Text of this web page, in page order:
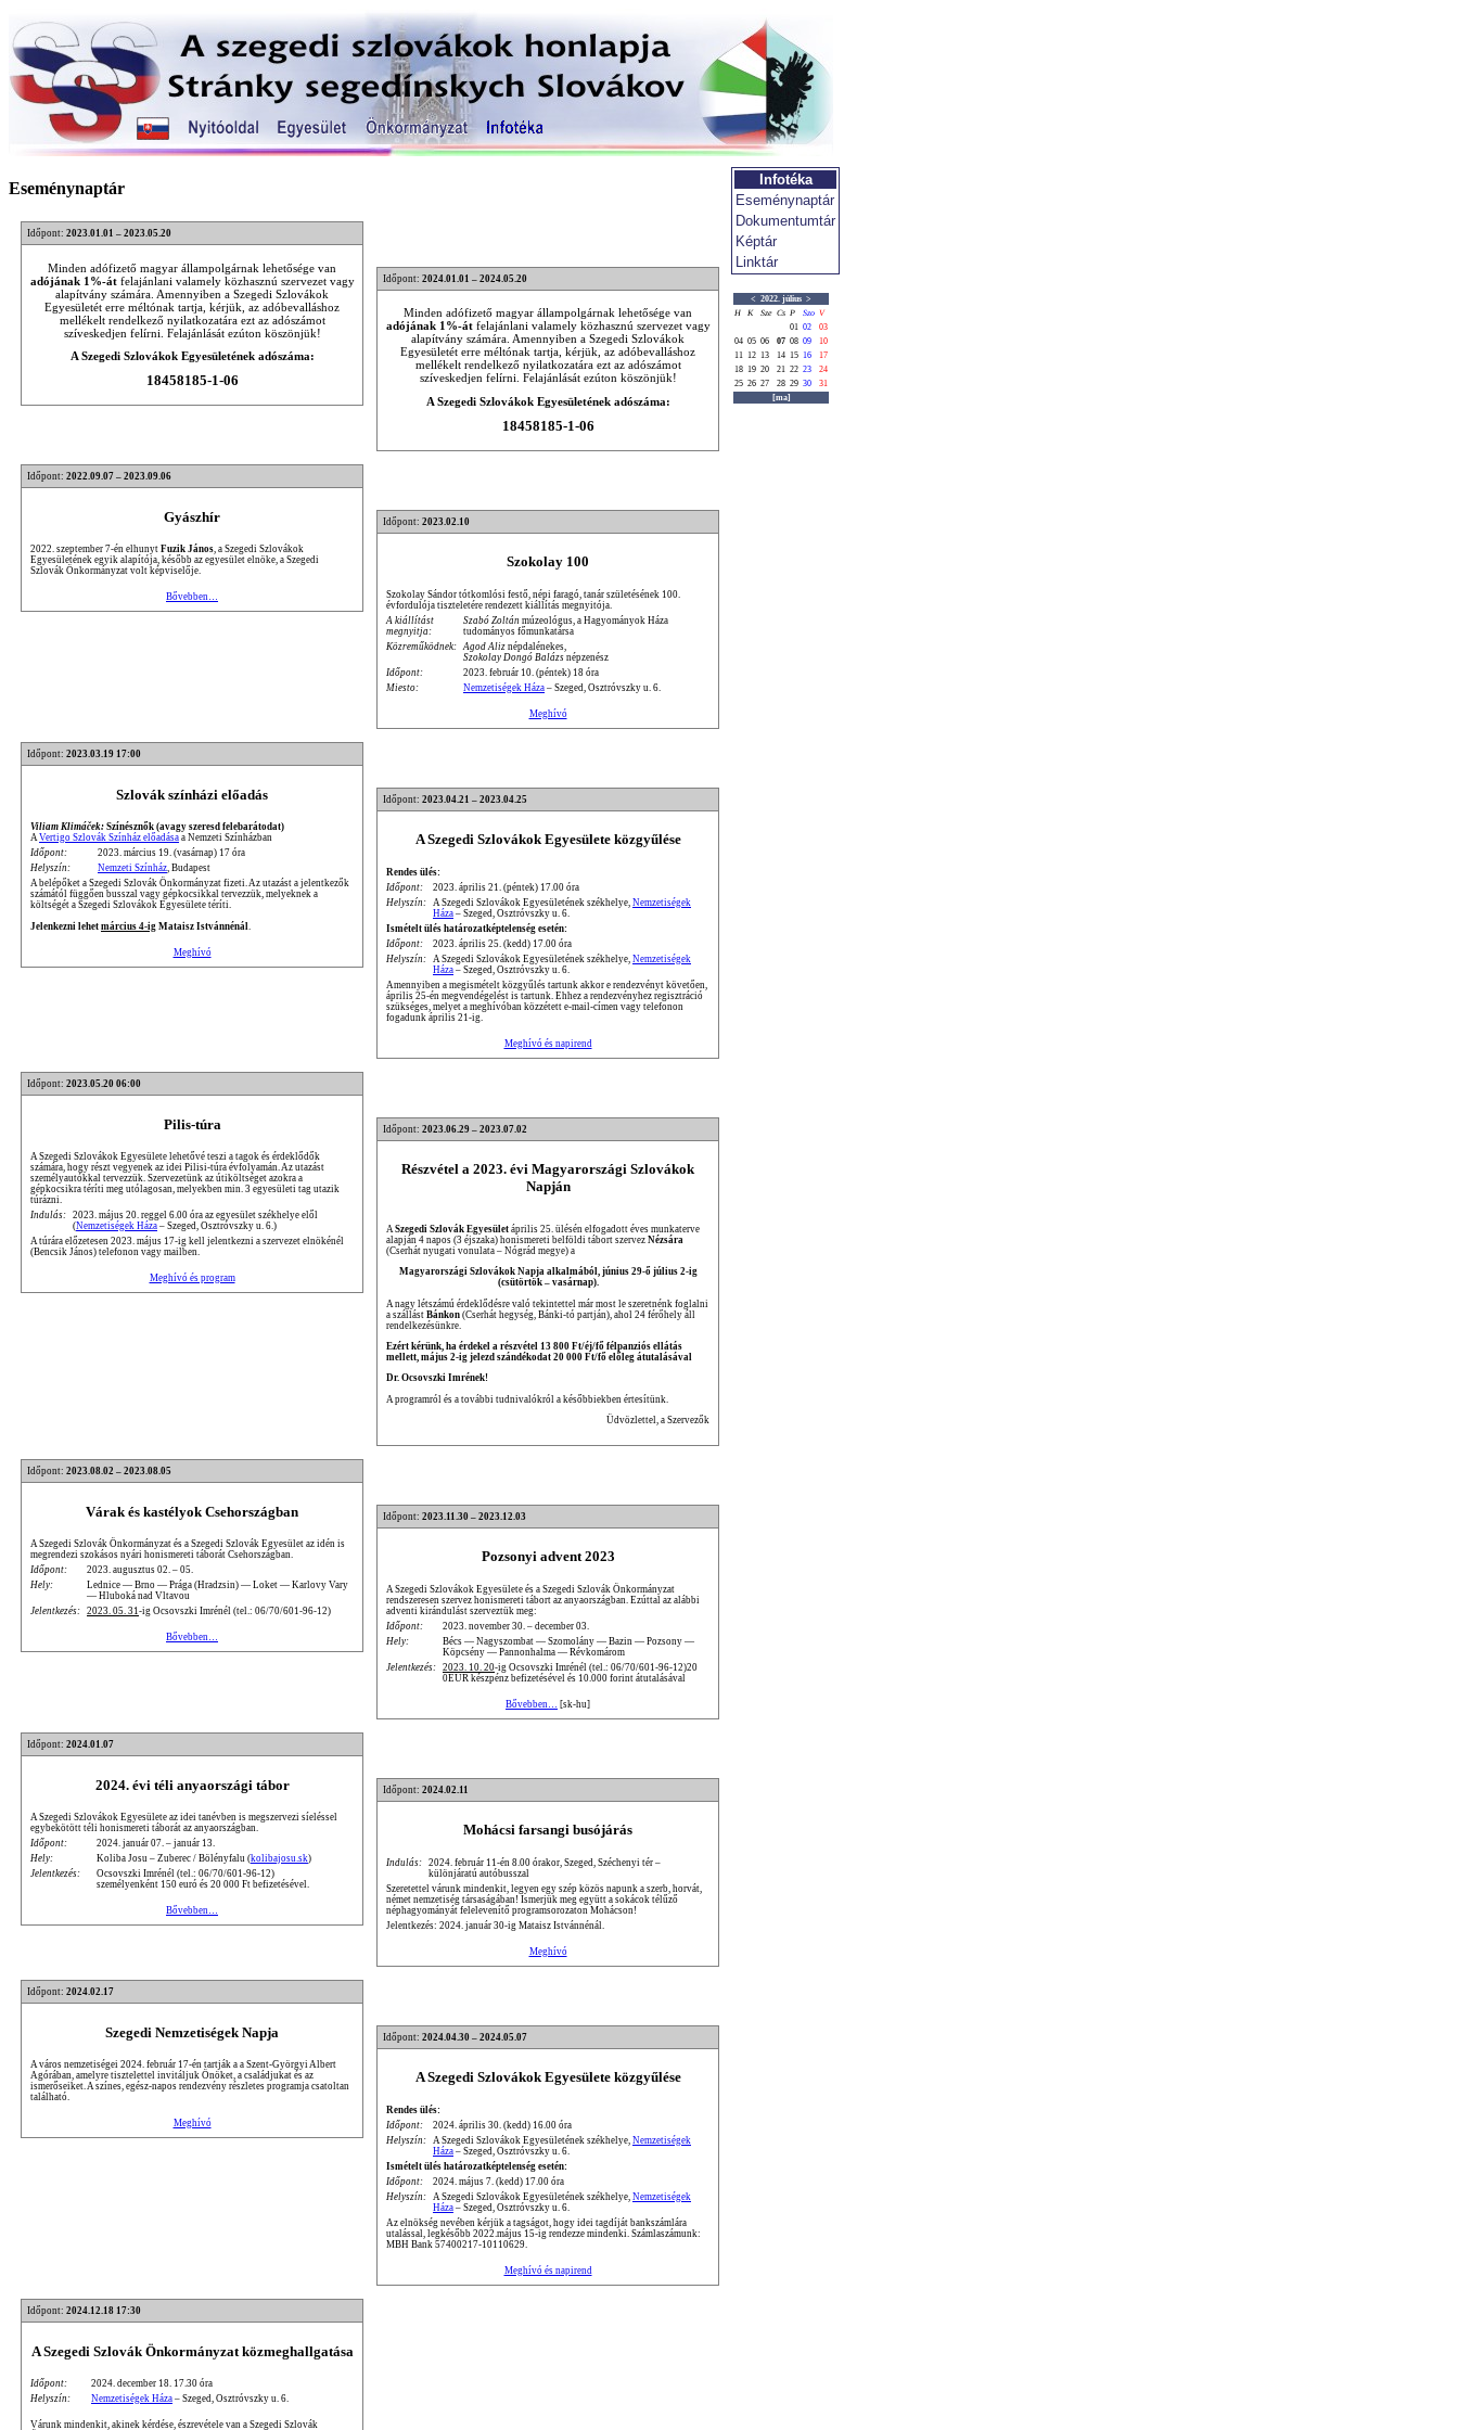
Eseménynaptár
Időpont: 2023.01.01 – 2023.05.20
Minden adófizető magyar állampolgárnak lehetősége van
adójának 1%-átfelajánlani valamely közhasznú szervezet vagy
alapítvány számára. Amennyiben a Szegedi Szlovákok
Egyesületét erre méltónak tartja, kérjük, az adóbevalláshoz
mellékelt rendelkező nyilatkozatára ezt az adószámot
szíveskedjen felírni. Felajánlását ezúton köszönjük!
A Szegedi Szlovákok Egyesületének adószáma:
18458185-1-06
Időpont: 2024.01.01 – 2024.05.20
Minden adófizető magyar állampolgárnak lehetősége van
adójának 1%-átfelajánlani valamely közhasznú szervezet vagy
alapítvány számára. Amennyiben a Szegedi Szlovákok
Egyesületét erre méltónak tartja, kérjük, az adóbevalláshoz
mellékelt rendelkező nyilatkozatára ezt az adószámot
szíveskedjen felírni. Felajánlását ezúton köszönjük!
A Szegedi Szlovákok Egyesületének adószáma:
18458185-1-06
Időpont: 2022.09.07 – 2023.09.06
Gyászhír
2022. szeptember 7-én elhunyt Fuzik János, a Szegedi Szlovákok
Egyesületének egyik alapítója, később az egyesület elnöke, a Szegedi
Szlovák Önkormányzat volt képviselője.
Bővebben…
Időpont: 2023.02.10
Szokolay 100
Szokolay Sándor tótkomlósi festő, népi faragó, tanár születésének 100.
évfordulója tiszteletére rendezett kiállítás megnyitója.
A kiállítást
megnyitja:
Szabó Zoltán múzeológus, a Hagyományok Háza
tudományos főmunkatársa
Közreműködnek: Agod Aliz népdalénekes,
Szokolay Dongó Balázs népzenész
Időpont:
2023. február 10. (péntek) 18 óra
Miesto:
Nemzetiségek Háza – Szeged, Osztróvszky u. 6.
Meghívó
Időpont: 2023.03.19 17:00
Szlovák színházi előadás
Viliam Klimáček: Színésznők (avagy szeresd felebarátodat)
AVertigo Szlovák Színház előadása a Nemzeti Színházban
Időpont:
2023. március 19. (vasárnap) 17 óra
Helyszín:
Nemzeti Színház, Budapest
A belépőket a Szegedi Szlovák Önkormányzat fizeti. Az utazást a jelentkezők
számától függően busszal vagy gépkocsikkal tervezzük, melyeknek a
költségét a Szegedi Szlovákok Egyesülete téríti.
Jelenkezni lehet március 4-ig Mataisz Istvánnénál.
Meghívó
Időpont: 2023.04.21 – 2023.04.25
A Szegedi Szlovákok Egyesülete közgyűlése
Rendes ülés:
Időpont:
2023. április 21. (péntek) 17.00 óra
Helyszín:
A Szegedi Szlovákok Egyesületének székhelye, Nemzetiségek
Háza – Szeged, Osztróvszky u. 6.
Ismételt ülés határozatképtelenség esetén:
Időpont:
2023. április 25. (kedd) 17.00 óra
Helyszín:
A Szegedi Szlovákok Egyesületének székhelye, Nemzetiségek
Háza – Szeged, Osztróvszky u. 6.
Amennyiben a megismételt közgyűlés tartunk akkor e rendezvényt követően,
április 25-én megvendégelést is tartunk. Ehhez a rendezvényhez regisztráció
szükséges, melyet a meghívóban közzétett e-mail-címen vagy telefonon
fogadunk április 21-ig.
Meghívó és napirend
Időpont: 2023.05.20 06:00
Pilis-túra
A Szegedi Szlovákok Egyesülete lehetővé teszi a tagok és érdeklődők
számára, hogy részt vegyenek az idei Pilisi-túra évfolyamán. Az utazást
személyautókkal tervezzük. Szervezetünk az útiköltséget azokra a
gépkocsikra téríti meg utólagosan, melyekben min. 3 egyesületi tag utazik
túrázni.
Indulás: 2023. május 20. reggel 6.00 óra az egyesület székhelye elől
(Nemzetiségek Háza – Szeged, Osztróvszky u. 6.)
A túrára előzetesen 2023. május 17-ig kell jelentkezni a szervezet elnökénél
(Bencsik János) telefonon vagy mailben.
Meghívó és program
Időpont: 2023.06.29 – 2023.07.02
Részvétel a 2023. évi Magyarországi Szlovákok
Napján
ASzegedi Szlovák Egyesület április 25. ülésén elfogadott éves munkaterve
alapján 4 napos (3 éjszaka) honismereti belföldi tábort szervez Nézsára
(Cserhát nyugati vonulata – Nógrád megye) a
Magyarországi Szlovákok Napja alkalmából, június 29-ő július 2-ig
(csütörtök – vasárnap).
A nagy létszámú érdeklődésre való tekintettel már most le szeretnénk foglalni
a szállást Bánkon (Cserhát hegység, Bánki-tó partján), ahol 24 férőhely áll
rendelkezésünkre.
Ezért kérünk, ha érdekel a részvétel 13 800 Ft/éj/fő félpanziós ellátás
mellett, május 2-ig jelezd szándékodat 20 000 Ft/fő előleg átutalásával
Dr. Ocsovszki Imrének!
A programról és a további tudnivalókról a későbbiekben értesítünk.
Üdvözlettel, a Szervezők
Időpont: 2023.08.02 – 2023.08.05
Várak és kastélyok Csehországban
A Szegedi Szlovák Önkormányzat és a Szegedi Szlovák Egyesület az idén is
megrendezi szokásos nyári honismereti táborát Csehországban.
Időpont:
2023. augusztus 02. – 05.
Hely:
Lednice — Brno — Prága (Hradzsin) — Loket — Karlovy Vary
— Hluboká nad Vltavou
Jelentkezés: 2023. 05. 31-ig Ocsovszki Imrénél (tel.: 06/70/601-96-12)
Bővebben…
Időpont: 2023.11.30 – 2023.12.03
Pozsonyi advent 2023
A Szegedi Szlovákok Egyesülete és a Szegedi Szlovák Önkormányzat
rendszeresen szervez honismereti tábort az anyaországban. Ezúttal az alábbi
adventi kirándulást szerveztük meg:
Időpont:
2023. november 30. – december 03.
Hely:
Bécs — Nagyszombat — Szomolány — Bazin — Pozsony —
Köpcsény — Pannonhalma — Révkomárom
Jelentkezés: 2023. 10. 20-ig Ocsovszki Imrénél (tel.: 06/70/601-96-12)20
0EUR készpénz befizetésével és 10.000 forint átutalásával
Bővebben… [sk-hu]
Időpont: 2024.01.07
2024. évi téli anyaországi tábor
A Szegedi Szlovákok Egyesülete az idei tanévben is megszervezi síeléssel
egybekötött téli honismereti táborát az anyaországban.
Időpont:
2024. január 07. – január 13.
Hely:
Koliba Josu – Zuberec / Bölényfalu (kolibajosu.sk)
Jelentkezés:
Ocsovszki Imrénél (tel.: 06/70/601-96-12)
személyenként 150 euró és 20 000 Ft befizetésével.
Bővebben…
Időpont: 2024.02.11
Mohácsi farsangi busójárás
Indulás: 2024. február 11-én 8.00 órakor, Szeged, Széchenyi tér –
különjáratú autóbusszal
Szeretettel várunk mindenkit, legyen egy szép közös napunk a szerb, horvát,
német nemzetiség társaságában! Ismerjük meg együtt a sokácok télűző
néphagyományát felelevenítő programsorozaton Mohácson!
Jelentkezés: 2024. január 30-ig Mataisz Istvánnénál.
Meghívó
Időpont: 2024.02.17
Szegedi Nemzetiségek Napja
A város nemzetiségei 2024. február 17-én tartják a a Szent-Györgyi Albert
Agórában, amelyre tisztelettel invitáljuk Önöket, a családjukat és az
ismerőseiket. A színes, egész-napos rendezvény részletes programja csatoltan
található.
Meghívó
Időpont: 2024.04.30 – 2024.05.07
A Szegedi Szlovákok Egyesülete közgyűlése
Rendes ülés:
Időpont:
2024. április 30. (kedd) 16.00 óra
Helyszín:
A Szegedi Szlovákok Egyesületének székhelye, Nemzetiségek
Háza – Szeged, Osztróvszky u. 6.
Ismételt ülés határozatképtelenség esetén:
Időpont:
2024. május 7. (kedd) 17.00 óra
Helyszín:
A Szegedi Szlovákok Egyesületének székhelye, Nemzetiségek
Háza – Szeged, Osztróvszky u. 6.
Az elnökség nevében kérjük a tagságot, hogy idei tagdíját bankszámlára
utalással, legkésőbb 2022.május 15-ig rendezze mindenki. Számlaszámunk:
MBH Bank 57400217-10110629.
Meghívó és napirend
Időpont: 2024.12.18 17:30
A Szegedi Szlovák Önkormányzat közmeghallgatása
Időpont:
2024. december 18. 17.30 óra
Helyszín:
Nemzetiségek Háza – Szeged, Osztróvszky u. 6.
Várunk mindenkit, akinek kérdése, észrevétele van a Szegedi Szlovák
Infotéka
Eseménynaptár
Dokumentumtár
Képtár
Linktár
< 2022. július >
H
K Sze Cs P Szo V
01 02
03
04 05 06 07 08 09
10
11 12 13 14 15 16
17
18 19 20 21 22 23
24
25 26 27 28 29 30
31
[ma]